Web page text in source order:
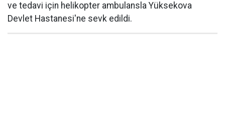
ve tedavi için helikopter ambulansla Yüksekova
Devlet Hastanesi'ne sevk edildi.